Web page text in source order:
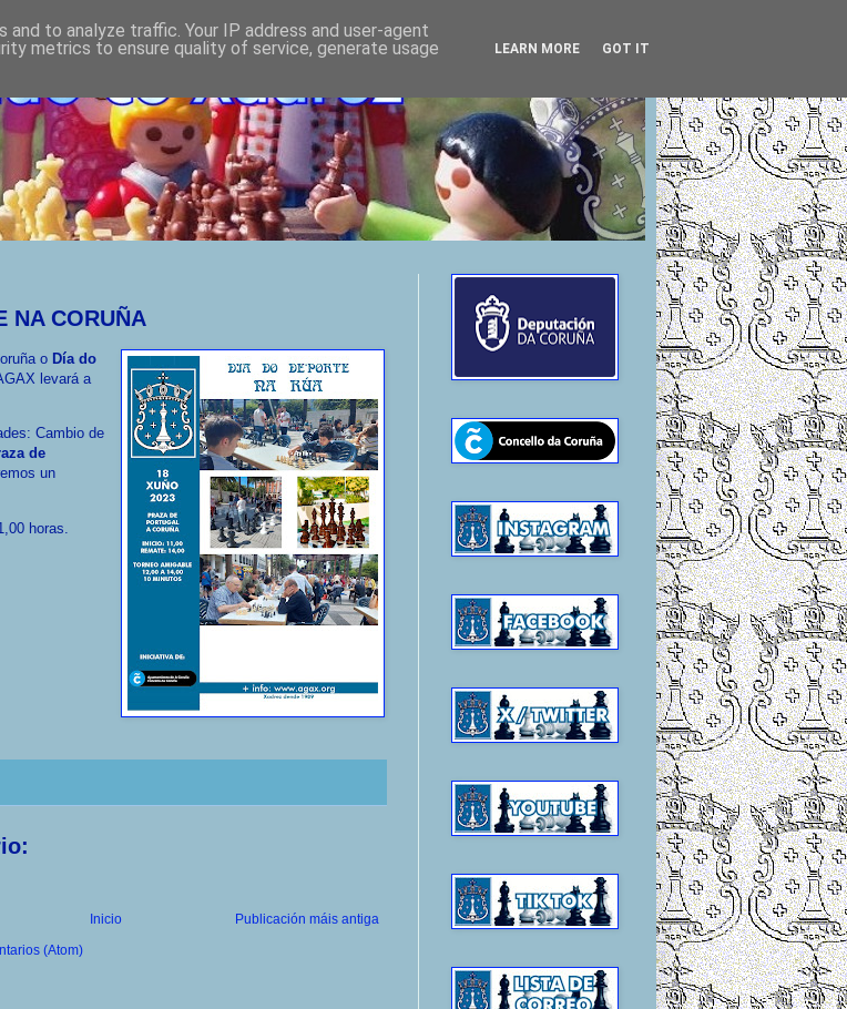
NA CORUÑA
o Día do
levará a
Cambio de
de
un
horas.
Publicación máis antiga
Inicio
(Atom)
to analyze traffic. Your IP address and user-agent
metrics to ensure quality of service, generate usage
LEARN MORE GOT IT